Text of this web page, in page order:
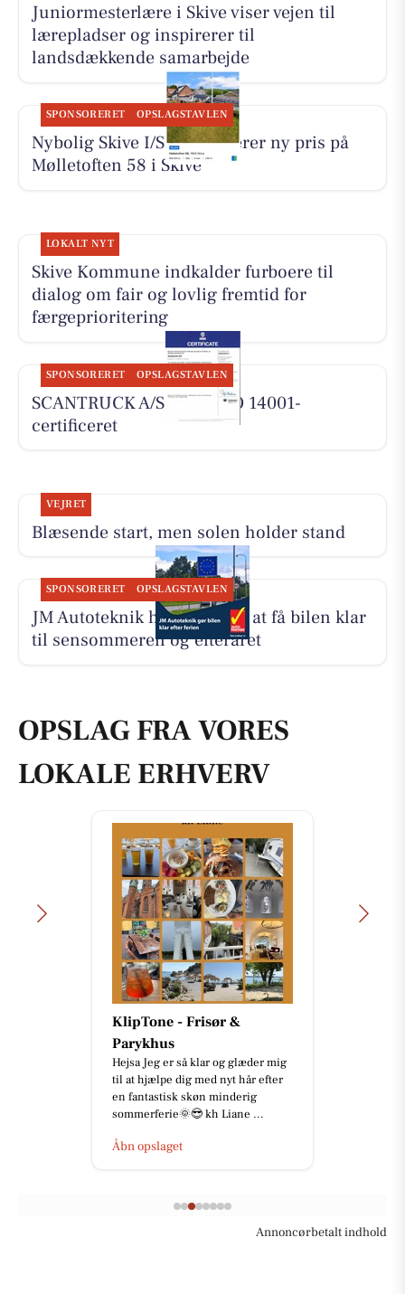
Juniormesterlære i Skive viser vejen til
lærepladser og inspirerer til
landsdækkende samarbejde
SPONSORERET OPSLAGSTAVLEN
Nybolig Skive I/S præsenterer ny pris på
Mølletoften 58 i Skive
LOKALT NYT
Skive Kommune indkalder furboere til
dialog om fair og lovlig fremtid for
færgeprioritering
SPONSORERET OPSLAGSTAVLEN
SCANTRUCK A/S er nu ISO 14001-
certificeret
VEJRET
Blæsende start, men solen holder stand
SPONSORERET OPSLAGSTAVLEN
JM Autoteknik hjælper med at få bilen klar
til sensommeren og efteråret
OPSLAG FRA VORES
LOKALE ERHVERV
KlipTone - Frisør &
Parykhus
Hejsa Jeg er så klar og glæder mig
til at hjælpe dig med nyt hår efter
en fantastisk skøn minderig
sommerferie🌞😎 kh Liane ...
Åbn opslaget
Annoncørbetalt indhold